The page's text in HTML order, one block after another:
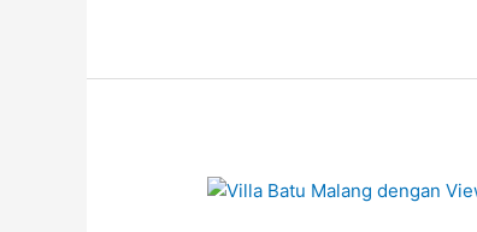
Rekomendasi